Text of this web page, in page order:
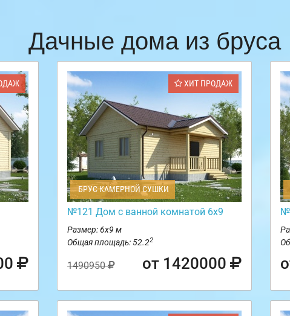
Дачные дома из бруса
ХИТ ПРОДАЖ
БРУС КАМЕРНОЙ СУШКИ
№121 Дом с ванной комнатой 6х9
Размер: 6х9 м
Общая площадь: 52.22
1490950 от 1420000